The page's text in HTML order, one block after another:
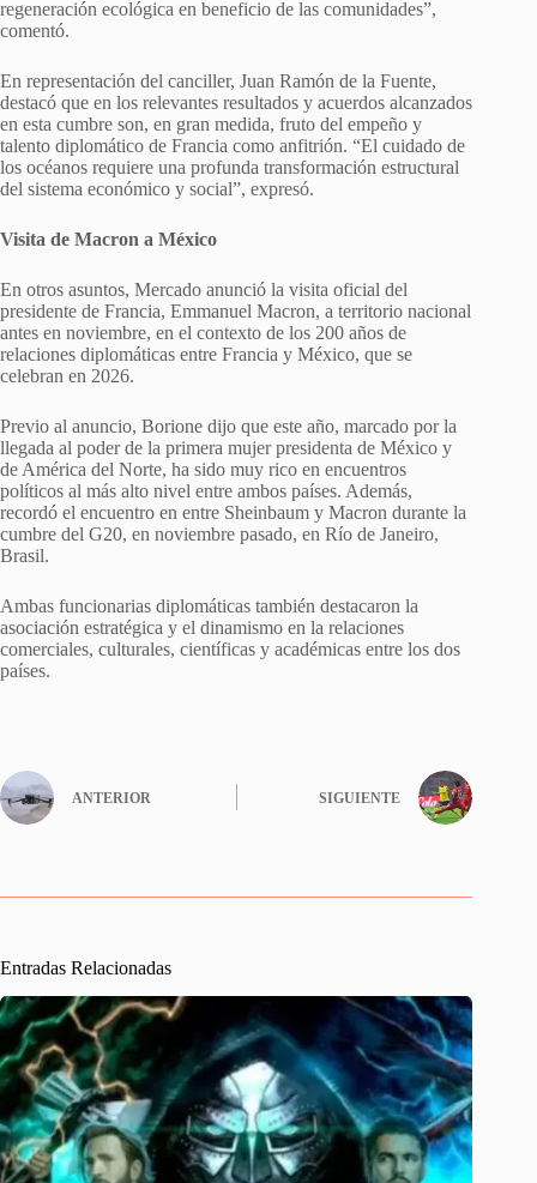
regeneración ecológica en beneficio de las comunidades”,
comentó.
En representación del canciller, Juan Ramón de la Fuente,
destacó que en los relevantes resultados y acuerdos alcanzados
en esta cumbre son, en gran medida, fruto del empeño y
talento diplomático de Francia como anfitrión. “El cuidado de
los océanos requiere una profunda transformación estructural
del sistema económico y social”, expresó.
Visita de Macron a México
En otros asuntos, Mercado anunció la visita oficial del
presidente de Francia, Emmanuel Macron, a territorio nacional
antes en noviembre, en el contexto de los 200 años de
relaciones diplomáticas entre Francia y México, que se
celebran en 2026.
Previo al anuncio, Borione dijo que este año, marcado por la
llegada al poder de la primera mujer presidenta de México y
de América del Norte, ha sido muy rico en encuentros
políticos al más alto nivel entre ambos países. Además,
recordó el encuentro en entre Sheinbaum y Macron durante la
cumbre del G20, en noviembre pasado, en Río de Janeiro,
Brasil.
Ambas funcionarias diplomáticas también destacaron la
asociación estratégica y el dinamismo en la relaciones
comerciales, culturales, científicas y académicas entre los dos
países.
ANTERIOR SIGUIENTE
Entradas Relacionadas